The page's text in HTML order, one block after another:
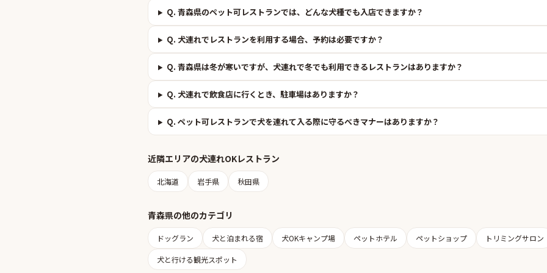
Q. 青森県のペット可レストランでは、どんな犬種でも入店できますか？
Q. 犬連れでレストランを利用する場合、予約は必要ですか？
Q. 青森県は冬が寒いですが、犬連れで冬でも利用できるレストランはありますか？
Q. 犬連れで飲食店に行くとき、駐車場はありますか？
Q. ペット可レストランで犬を連れて入る際に守るべきマナーはありますか？
近隣エリアの犬連れOKレストラン
北海道 岩手県 秋田県
青森県の他のカテゴリ
ドッグラン 犬と泊まれる宿 犬OKキャンプ場 ペットホテル ペットショップ トリミングサロン
犬と行ける観光スポット